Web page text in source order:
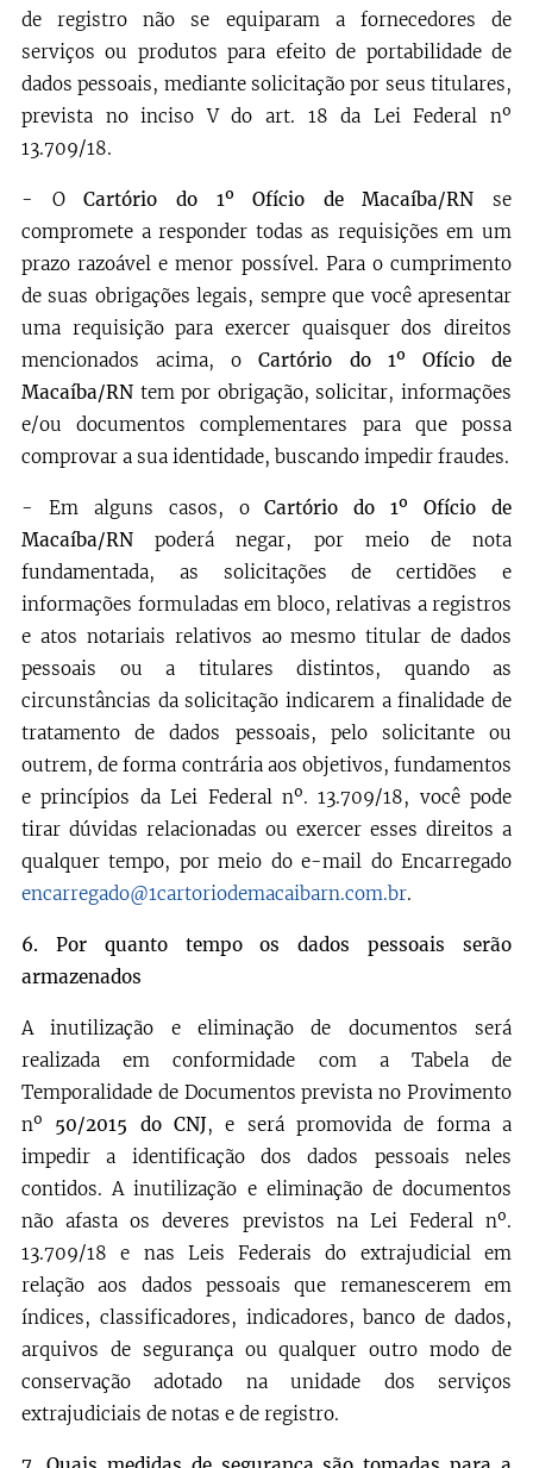
de registro não se equiparam a fornecedores de
serviços ou produtos para efeito de portabilidade de
dados pessoais, mediante solicitação por seus titulares,
prevista no inciso V do art. 18 da Lei Federal nº
13.709/18.
- OCartório do 1º Ofício de Macaíba/RN se
compromete a responder todas as requisições em um
prazo razoável e menor possível. Para o cumprimento
de suas obrigações legais, sempre que você apresentar
uma requisição para exercer quaisquer dos direitos
mencionados acima, oCartório do 1º Ofício de
Macaíba/RN tem por obrigação, solicitar, informações
e/ou documentos complementares para que possa
comprovar a sua identidade, buscando impedir fraudes.
- Em alguns casos, oCartório do 1º Ofício de
Macaíba/RN poderá negar, por meio de nota
fundamentada, as solicitações de certidões e
informações formuladas em bloco, relativas a registros
e atos notariais relativos ao mesmo titular de dados
pessoais ou a titulares distintos, quando as
circunstâncias da solicitação indicarem a finalidade de
tratamento de dados pessoais, pelo solicitante ou
outrem, de forma contrária aos objetivos, fundamentos
e princípios da Lei Federal nº. 13.709/18, você pode
tirar dúvidas relacionadas ou exercer esses direitos a
qualquer tempo, por meio do e-mail do Encarregado
encarregado@1cartoriodemacaibarn.com.br.
6. Por quanto tempo os dados pessoais serão
armazenados
A inutilização e eliminação de documentos será
realizada em conformidade com a Tabela de
Temporalidade de Documentos prevista no Provimento
nº 50/2015 do CNJ, e será promovida de forma a
impedir a identificação dos dados pessoais neles
contidos. A inutilização e eliminação de documentos
não afasta os deveres previstos na Lei Federal nº.
13.709/18 e nas Leis Federais do extrajudicial em
relação aos dados pessoais que remanescerem em
índices, classificadores, indicadores, banco de dados,
arquivos de segurança ou qualquer outro modo de
conservação adotado na unidade dos serviços
extrajudiciais de notas e de registro.